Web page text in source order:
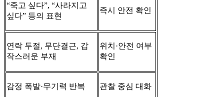
“죽고 싶다”, “사라지고
싶다” 등의 표현
즉시 안전 확인
연락 두절, 무단결근, 갑
작스러운 부재
위치·안전 여부
확인
감정 폭발·무기력 반복 관찰 중심 대화